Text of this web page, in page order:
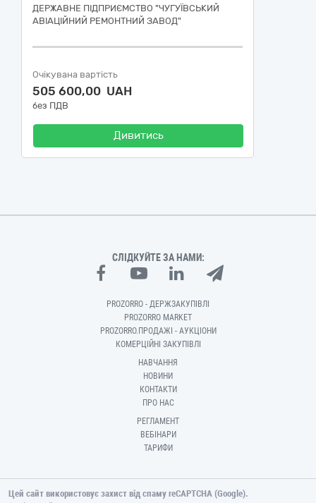
ДЕРЖАВНЕ ПІДПРИЄМСТВО "ЧУГУЇВСЬКИЙ
АВІАЦІЙНИЙ РЕМОНТНИЙ ЗАВОД"
Очікувана вартість
505 600,00 UAH
без ПДВ
Дивитись
СЛІДКУЙТЕ ЗА НАМИ:
PROZORRO - ДЕРЖЗАКУПІВЛІ
PROZORRO MARKET
PROZORRO.ПРОДАЖІ - АУКЦІОНИ
КОМЕРЦІЙНІ ЗАКУПІВЛІ
НАВЧАННЯ
НОВИНИ
КОНТАКТИ
ПРО НАС
РЕГЛАМЕНТ
ВЕБІНАРИ
ТАРИФИ
Цей сайт використовує захист від спаму reCAPTCHA (Google).